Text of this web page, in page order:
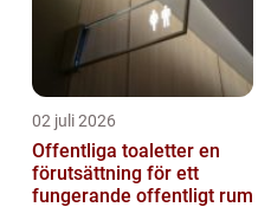
02 juli 2026
Offentliga toaletter en
förutsättning för ett
fungerande offentligt rum